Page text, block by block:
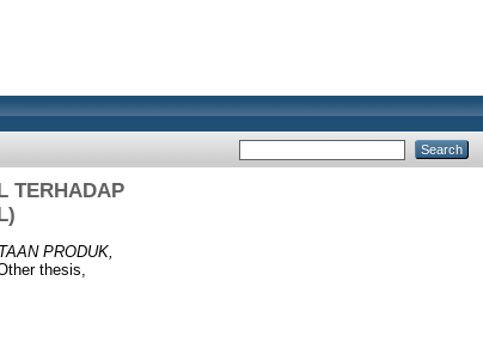
TERHADAP
PRODUK,
thesis,